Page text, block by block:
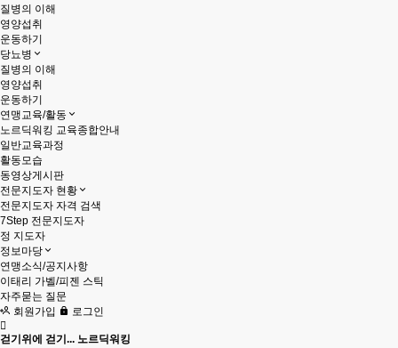
질병의 이해
영양섭취
운동하기
당뇨병
질병의 이해
영양섭취
운동하기
연맹교육/활동
노르딕워킹 교육종합안내
일반교육과정
활동모습
동영상게시판
전문지도자 현황
전문지도자 자격 검색
7Step 전문지도자
정 지도자
정보마당
연맹소식/공지사항
이태리 가벨/피젠 스틱
자주묻는 질문
회원가입
로그인
걷기위에 걷기... 노르딕워킹